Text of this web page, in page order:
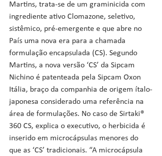
Martins, trata-se de um graminicida com
ingrediente ativo Clomazone, seletivo,
sistêmico, pré-emergente e que abre no
País uma nova era para a chamada
formulação encapsulada (CS). Segundo
Martins, a nova versão ‘CS’ da Sipcam
Nichino é patenteada pela Sipcam Oxon
Itália, braço da companhia de origem ítalo-
japonesa considerado uma referência na
área de formulações. No caso de Sirtaki®
360 CS, explica o executivo, o herbicida é
inserido em microcápsulas menores do
que as ‘CS’ tradicionais. “A microcápsula